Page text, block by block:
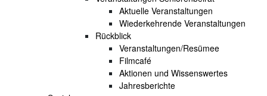
Aktuelle Veranstaltungen
Wiederkehrende Veranstaltungen
Rückblick
Veranstaltungen/Resümee
Filmcafé
Aktionen und Wissenswertes
Jahresberichte